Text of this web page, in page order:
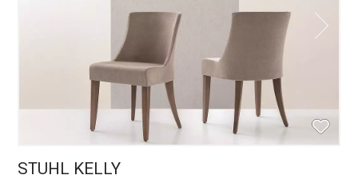
STUHL KELLY